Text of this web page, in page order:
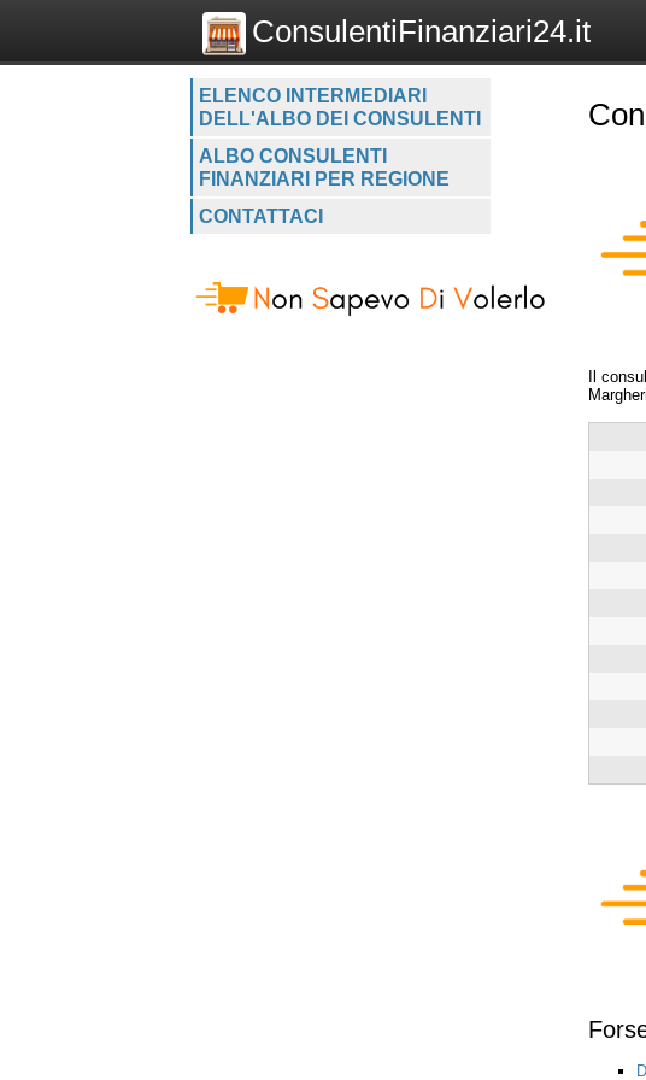
ConsulentiFinanziari24.it
ELENCO INTERMEDIARI
DELL'ALBO DEI CONSULENTI
ALBO CONSULENTI
FINANZIARI PER REGIONE
CONTATTACI
Il